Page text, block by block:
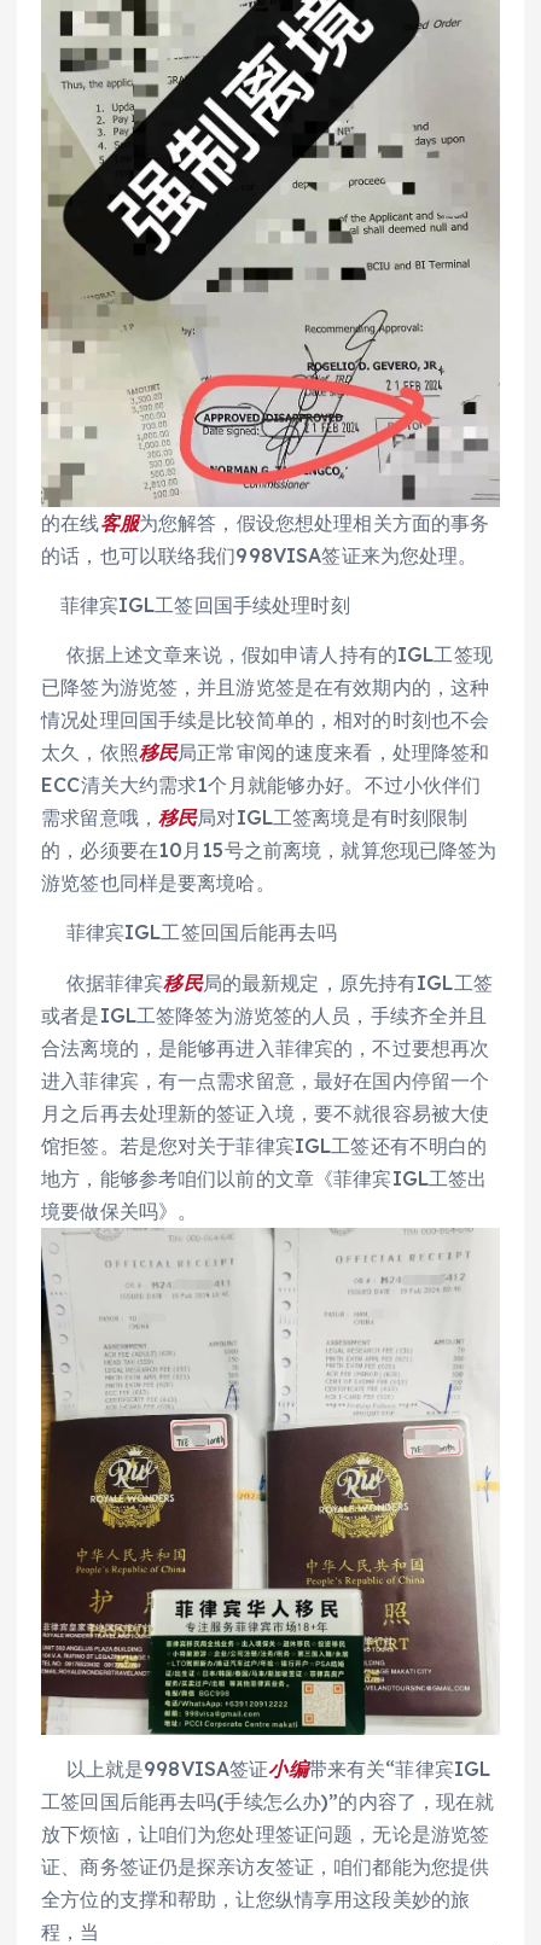
的在线客服为您解答，假设您想处理相关方面的事务
的话，也可以联络我们998VISA签证来为您处理。
菲律宾IGL工签回国手续处理时刻
依据上述文章来说，假如申请人持有的IGL工签现
已降签为游览签，并且游览签是在有效期内的，这种
情况处理回国手续是比较简单的，相对的时刻也不会
太久，依照移民局正常审阅的速度来看，处理降签和
ECC清关大约需求1个月就能够办好。不过小伙伴们
需求留意哦， 移民局对IGL工签离境是有时刻限制
的，必须要在10月15号之前离境，就算您现已降签为
游览签也同样是要离境哈。
菲律宾IGL工签回国后能再去吗
依据菲律宾移民局的最新规定，原先持有IGL工签
或者是IGL工签降签为游览签的人员，手续齐全并且
合法离境的，是能够再进入菲律宾的，不过要想再次
进入菲律宾，有一点需求留意，最好在国内停留一个
月之后再去处理新的签证入境，要不就很容易被大使
馆拒签。若是您对关于菲律宾IGL工签还有不明白的
地方，能够参考咱们以前的文章《菲律宾IGL工签出
境要做保关吗》。
以上就是998VISA签证小编带来有关“菲律宾IGL
工签回国后能再去吗(手续怎么办)”的内容了，现在就
放下烦恼，让咱们为您处理签证问题，无论是游览签
证、商务签证仍是探亲访友签证，咱们都能为您提供
全方位的支撑和帮助，让您纵情享用这段美妙的旅
程，当